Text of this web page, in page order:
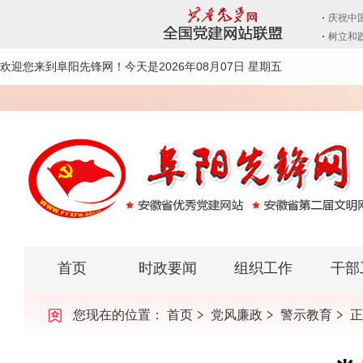
欢迎您来到阜阳先锋网！ 今天是2026年08月07日 星期五
首页 时政要闻 组织工作 干部
您现在的位置： 首页 党风廉政 警示教育